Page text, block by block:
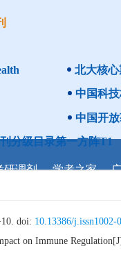
北大核心
中国科
中国开
分级目录第一方阵T1
研调剂 学者之家
doi: 10.13386/j.issn1002-
on Immune